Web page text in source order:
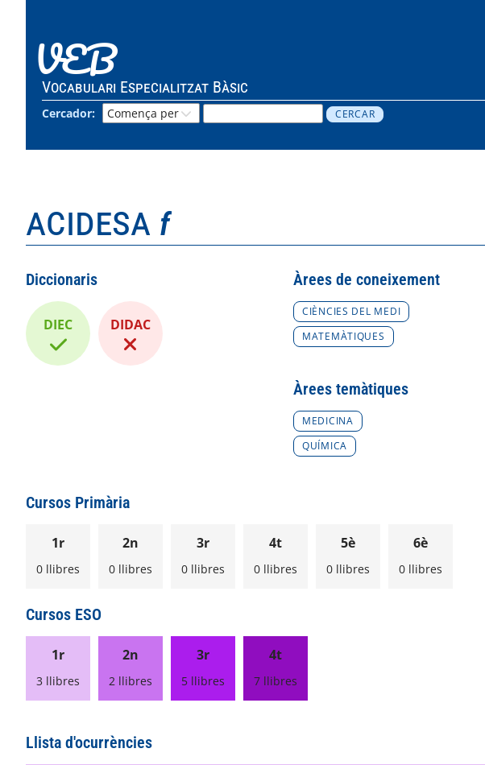
VEB
Vocabulari Especialitzat Bàsic
Cercador:
acidesa f
Diccionaris
DIEC DIDAC
Àrees de coneixement
CIÈNCIES DEL MEDI
MATEMÀTIQUES
Àrees temàtiques
MEDICINA
QUÍMICA
Cursos Primària
1r
0 llibres
2n
0 llibres
3r
0 llibres
4t
0 llibres
5è
0 llibres
6è
0 llibres
Cursos ESO
1r
3 llibres
2n
2 llibres
3r
5 llibres
4t
7 llibres
Llista d'ocurrències